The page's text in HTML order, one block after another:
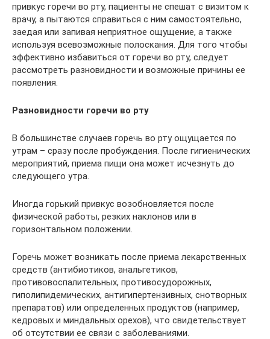
привкус горечи во рту, пациенты не спешат с визитом к
врачу, а пытаются справиться с ним самостоятельно,
заедая или запивая неприятное ощущение, а также
используя всевозможные полоскания. Для того чтобы
эффективно избавиться от горечи во рту, следует
рассмотреть разновидности и возможные причины ее
появления.
Разновидности горечи во рту
В большинстве случаев горечь во рту ощущается по
утрам – сразу после пробуждения. После гигиенических
мероприятий, приема пищи она может исчезнуть до
следующего утра.
Иногда горький привкус возобновляется после
физической работы, резких наклонов или в
горизонтальном положении.
Горечь может возникать после приема лекарственных
средств (антибиотиков, анальгетиков,
противовоспалительных, противосудорожных,
гиполипидемических, антигипертензивных, снотворных
препаратов) или определенных продуктов (например,
кедровых и миндальных орехов), что свидетельствует
об отсутствии ее связи с заболеваниями.